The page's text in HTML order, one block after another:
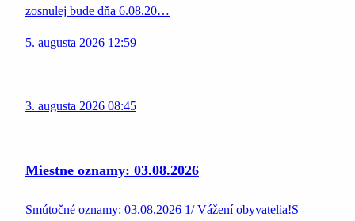
zosnulej bude dňa 6.08.20…
5. augusta 2026 12:59
3. augusta 2026 08:45
Miestne oznamy: 03.08.2026
Smútočné oznamy: 03.08.2026 1/ Vážení obyvatelia!S